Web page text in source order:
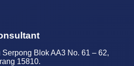
Blok AA3 No. 61 – 62,
15810.